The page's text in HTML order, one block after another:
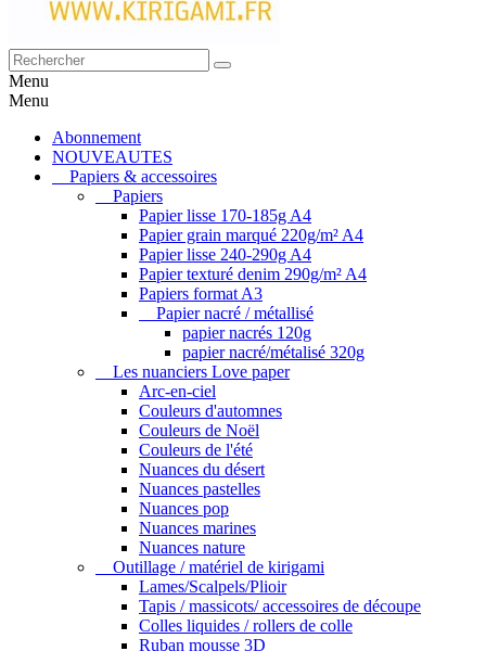
Menu
Menu
Abonnement
NOUVEAUTES
Papiers & accessoires
Papiers
Papier lisse 170-185g A4
Papier grain marqué 220g/m² A4
Papier lisse 240-290g A4
Papier texturé denim 290g/m² A4
Papiers format A3
Papier nacré / métallisé
papier nacrés 120g
papier nacré/métalisé 320g
Les nuanciers Love paper
Arc-en-ciel
Couleurs d'automnes
Couleurs de Noël
Couleurs de l'été
Nuances du désert
Nuances pastelles
Nuances pop
Nuances marines
Nuances nature
Outillage / matériel de kirigami
Lames/Scalpels/Plioir
Tapis / massicots/ accessoires de découpe
Colles liquides / rollers de colle
Ruban mousse 3D